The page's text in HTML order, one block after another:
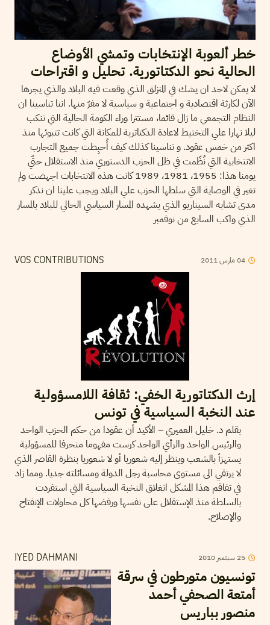
خطر ألعوبة الإنتخابات وتمشي الأوضاع
الحالية نحو الدكتاتورية. تحليل و اقتراحات
لا يمكن لاحد ان يشك في المنزلق الذي وقعت فيه البلاد والذي يجرها
الآن لكارثة اقتصادية و اجتماعية و سياسية لا مفرّ منها. اننا تناسينا ان
النظام التجمعي ما زال قائما، مستترا وراء الكومة الحالية التي تنكب
ليلا نهارا علي التختيط لاعادة الدكتاترية للمكانة التي كانت تتبوئها منذ
اكثر من خمس عقود. و تناسينا كذلك كيف أُحبِطت جميع التجارب
الانتخابية التي نُظّمت في ظل الحزب الدستوري منذ الاستقلال حتّي
يومنا هذا: 1955، 1981، 1989 كانت هذه الانتخابات اجهضت ولم
تغير في الوصاية التي سلطها الحزب علي البلاد ويجب علينا ان نذكر
مدى تشابه السيناريو الذي يشهده المسار السياسي الحالي للبلاد بالمسار
الذي واكب السابع من نوفمبر
VOS CONTRIBUTIONS 04مارس2011
إرث الدكتاتورية الخفي: ثقافة اللامسؤولية
عند النخبة السياسية في تونس
بقلم د. خليل العميري – الأكيد أن عقودا من حكم الحزب الواحد
والرئيس الواحد والرأي الواحد كرست مفهوما منحرفا للمسؤولية
يستهزأ بالشعب وينظر إليه شعوريا أو لا شعوريا بنظرة القاصر الذي
لا يرتقي الى مستوى محاسبة رجل الدولة ومسائلته جديا. ومما زاد
في تفاقم هذا المشكل انغلاق النخبة السياسية التي استفردت
بالسلطة منذ الإستقلال على نفسها ورفضها كل محاولات الإنفتاح
والإصلاح.
IYED DAHMANI 25 سبتمبر 2010
تونسيون متورطون في سرقة
أمتعة الصحفي أحمد
منصور بباريس